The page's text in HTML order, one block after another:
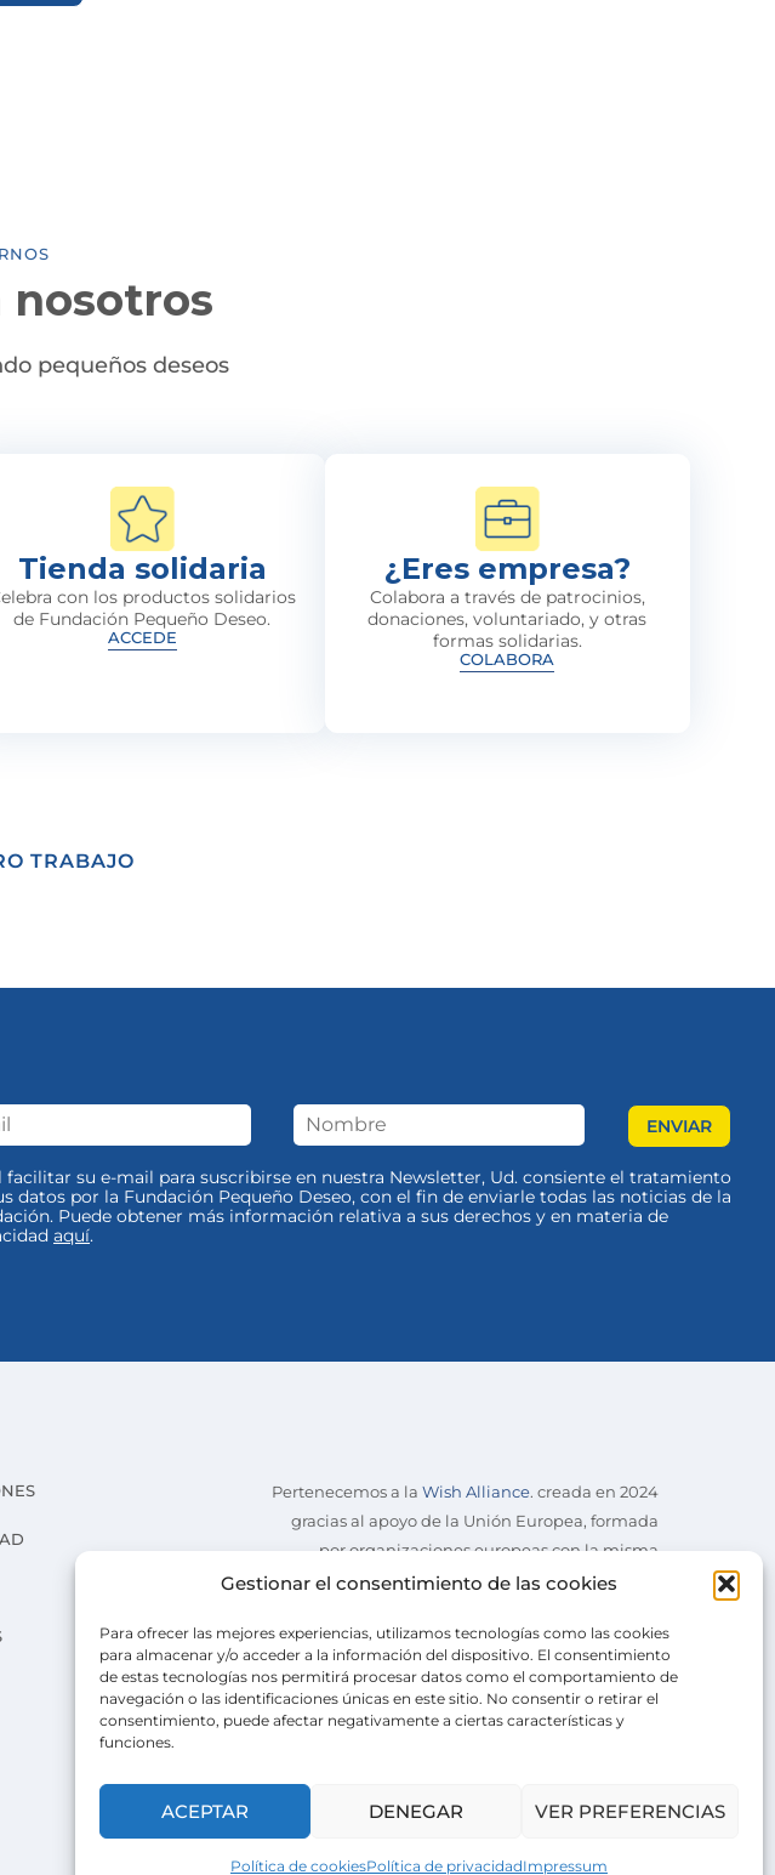
Gestionar el consentimiento de las cookies
Para ofrecer las mejores experiencias, utilizamos tecnologías como las cookies
para almacenar y/o acceder a la información del dispositivo. El consentimiento
de estas tecnologías nos permitirá procesar datos como el comportamiento de
navegación o las identificaciones únicas en este sitio. No consentir o retirar el
consentimiento, puede afectar negativamente a ciertas características y
funciones.
ACEPTAR DENEGAR VER PREFERENCIAS
Política de cookiesPolítica de privacidadImpressum
nosotros
pequeños deseos
Tienda solidaria
con los productos solidarios
de Fundación Pequeño Deseo.
ACCEDE
¿Eres empresa?
Colabora a través de patrocinios,
donaciones, voluntariado, y otras
formas solidarias.
COLABORA
TRABAJO
facilitar su e-mail para suscribirse en nuestra Newsletter, Ud. consiente el tratamiento
datos por la Fundación Pequeño Deseo, con el fin de enviarle todas las noticias de la
Puede obtener más información relativa a sus derechos y en materia de
aquí.
Pertenecemos a la Wish Alliance. creada en 2024
gracias al apoyo de la Unión Europea, formada
por organizaciones europeas con la misma
misión.